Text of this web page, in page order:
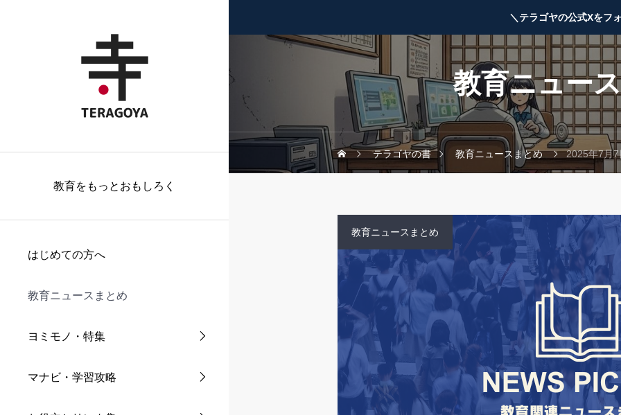
＼テラゴヤの公式Xをフ
教育をもっとおもしろく
はじめての方へ
教育ニュースまとめ
ヨミモノ・特集
マナビ・学習攻略
教育ニュー
テラゴヤの書 教育ニュースまとめ 2025年7月7
教育ニュースまとめ